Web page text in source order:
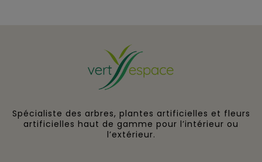
Spécialiste des arbres, plantes artificielles et fleurs
artificielles haut de gamme pour l’intérieur ou
l’extérieur.